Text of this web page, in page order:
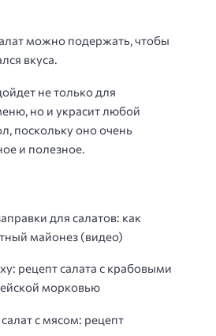
можно подержать, чтобы
вкуса.
не только для
но и украсит любой
поскольку оно очень
и полезное.
для салатов: как
майонез (видео)
рецепт салата с крабовыми
морковью
с мясом: рецепт